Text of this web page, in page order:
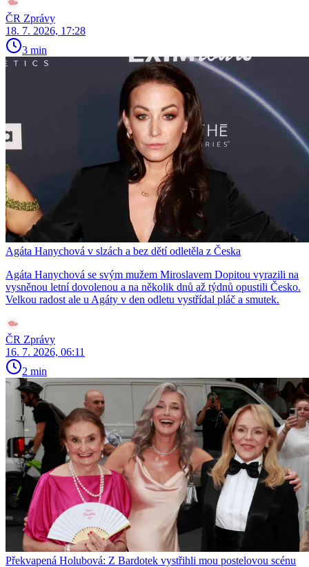
ČR Zprávy
18. 7. 2026, 17:28
3 min
Agáta Hanychová v slzách a bez dětí odletěla z Česka
Agáta Hanychová se svým mužem Miroslavem Dopitou vyrazili na
vysněnou letní dovolenou a na několik dnů až týdnů opustili Česko.
Velkou radost ale u Agáty v den odletu vystřídal pláč a smutek.
ČR Zprávy
16. 7. 2026, 06:11
2 min
Překvapená Holubová: Z Bardotek vystřihli mou postelovou scénu